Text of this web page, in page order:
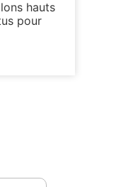
hauts
pour